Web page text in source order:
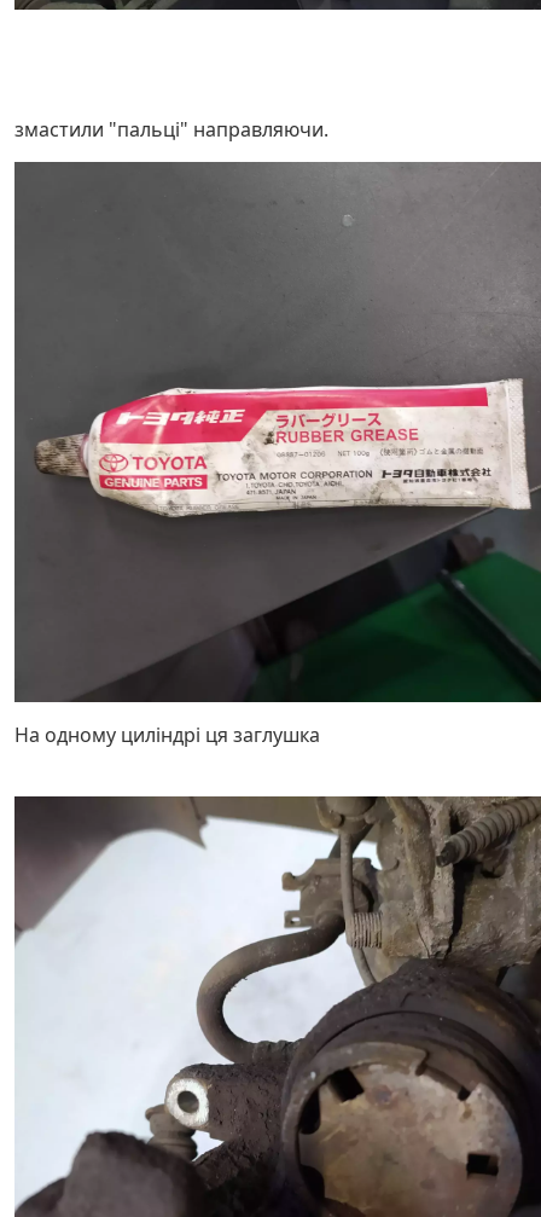
змастили "пальці" направляючи.
На одному циліндрі ця заглушка